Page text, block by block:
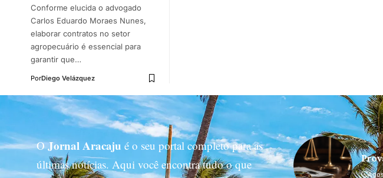
Conforme elucida o advogado
Carlos Eduardo Moraes Nunes,
elaborar contratos no setor
agropecuário é essencial para
garantir que…
PorDiego Velázquez
OJornal Aracaju é o seu portal completo para as
últimas notícias. Aqui você encontra tudo o que